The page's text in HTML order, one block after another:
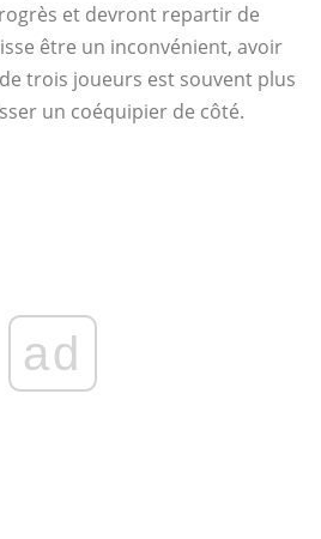
et devront repartir de
être un inconvénient, avoir
trois joueurs est souvent plus
un coéquipier de côté.
ad